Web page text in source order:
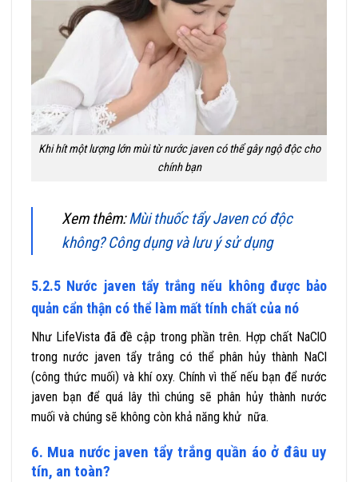
Khi hít một lượng lớn mùi từ nước javen có thể gây ngộ độc cho
chính bạn
Xem thêm:Mùi thuốc tẩy Javen có độc
không? Công dụng và lưu ý sử dụng
5.2.5 Nước javen tẩy trắng nếu không được bảo
quản cẩn thận có thể làm mất tính chất của nó
Như LifeVista đã đề cập trong phần trên. Hợp chất NaClO
trong nước javen tẩy trắng có thể phân hủy thành NaCl
(công thức muối) và khí oxy. Chính vì thế nếu bạn để nước
javen bạn để quá lây thì chúng sẽ phân hủy thành nước
muối và chúng sẽ không còn khả năng khử nữa.
6. Mua nước javen tẩy trắng quần áo ở đâu uy
tín, an toàn?